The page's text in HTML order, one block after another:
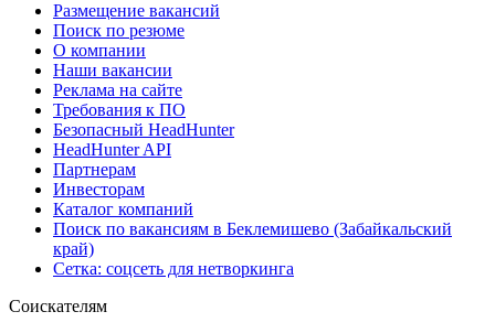
Размещение вакансий
Поиск по резюме
О компании
Наши вакансии
Реклама на сайте
Требования к ПО
Безопасный HeadHunter
HeadHunter API
Партнерам
Инвесторам
Каталог компаний
Поиск по вакансиям в Беклемишево (Забайкальский
край)
Сетка: соцсеть для нетворкинга
Соискателям